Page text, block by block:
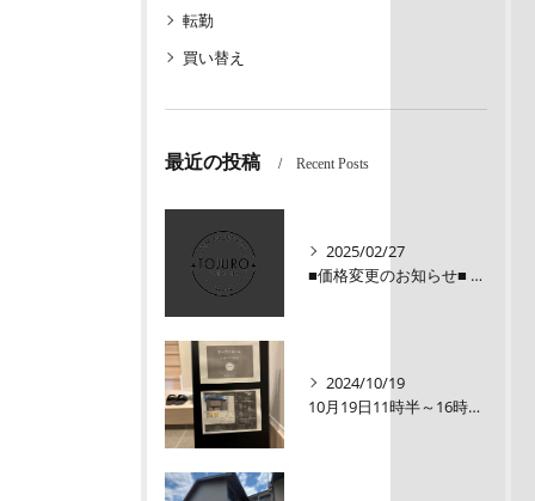
転勤
買い替え
最近の投稿 Recent Posts
2025/02/27
■価格変更のお知らせ■ メロディーハイム三条堺町2階
2024/10/19
10月19日11時半～16時00【オープンルーム】伏見区醍醐大構町新築戸建